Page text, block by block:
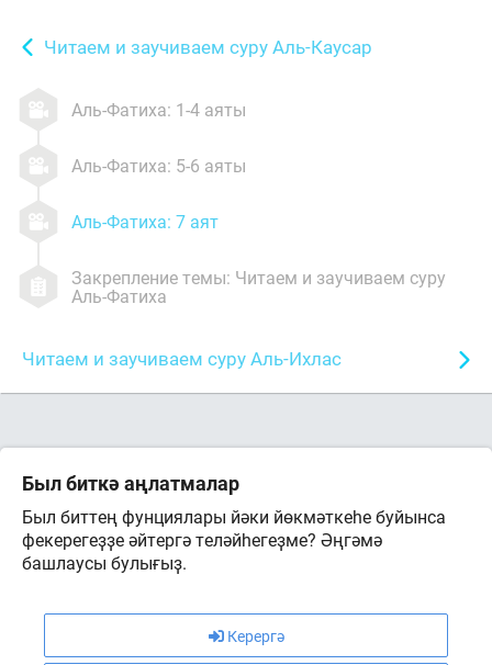
Читаем и заучиваем суру Аль-Каусар
Аль-Фатиха: 1-4 аяты
Аль-Фатиха: 5-6 аяты
Аль-Фатиха: 7 аят
Закрепление темы: Читаем и заучиваем суру
Аль-Фатиха
Читаем и заучиваем суру Аль-Ихлас
Был биткә аңлатмалар
Был биттең фунциялары йәки йөкмәткеһе буйынса
фекерегеҙҙе әйтергә теләйһегеҙме? Әңгәмә
башлаусы булығыҙ.
Керергә